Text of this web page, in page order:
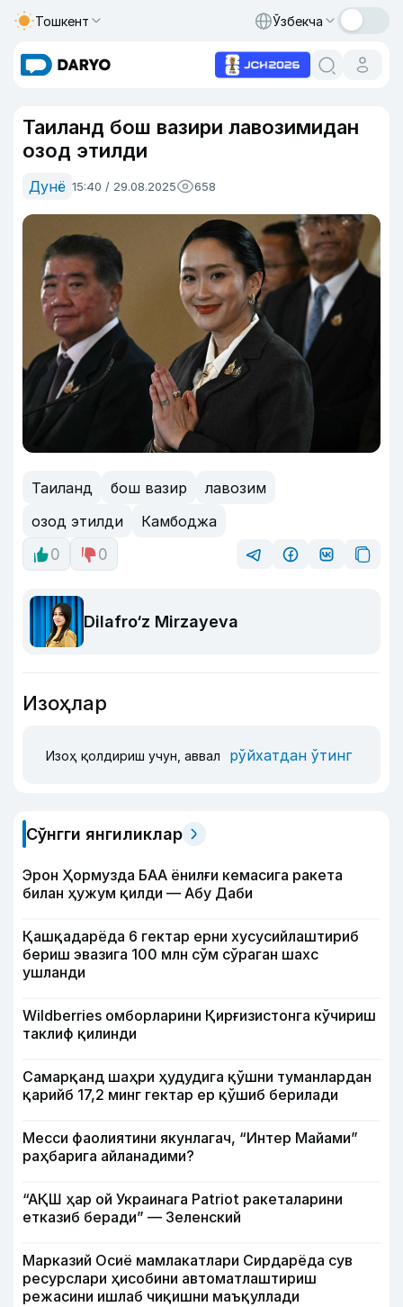
Тошкент Ўзбекча
Таиланд бош вазири лавозимидан
озод этилди
Дунё 15:40 / 29.08.2025 658
Таиланд бош вазир
лавозим
озод этилди
Камбоджа
0
0
Dilafro‘z Mirzayeva
Изоҳлар
Изоҳ қолдириш учун, аввал рўйхатдан ўтинг
Сўнгги янгиликлар
Эрон Ҳормузда БАА ёнилғи кемасига ракета
билан ҳужум қилди — Абу Даби
Қашқадарёда 6 гектар ерни хусусийлаштириб
бериш эвазига 100 млн сўм сўраган шахс
ушланди
Wildberries омборларини Қирғизистонга кўчириш
таклиф қилинди
Самарқанд шаҳри ҳудудига қўшни туманлардан
қарийб 17,2 минг гектар ер қўшиб берилади
Месси фаолиятини якунлагач, “Интер Майами”
раҳбарига айланадими?
“АҚШ ҳар ой Украинага Patriot ракеталарини
етказиб беради” — Зеленский
Марказий Осиё мамлакатлари Сирдарёда сув
ресурслари ҳисобини автоматлаштириш
режасини ишлаб чиқишни маъқуллади